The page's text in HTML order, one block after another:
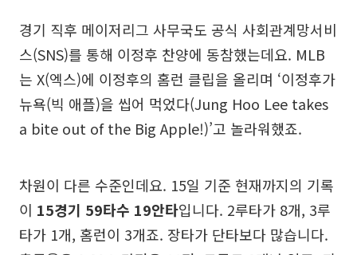
경기 직후 메이저리그 사무국도 공식 사회관계망서비
스(SNS)를 통해 이정후 찬양에 동참했는데요. MLB
는 X(엑스)에 이정후의 홈런 클립을 올리며 ‘이정후가
뉴욕(빅 애플)을 씹어 먹었다(Jung Hoo Lee takes
a bite out of the Big Apple!)’고 놀라워했죠.
차원이 다른 수준인데요. 15일 기준 현재까지의 기록
이 15경기 59타수 19안타입니다. 2루타가 8개, 3루
타가 1개, 홈런이 3개죠. 장타가 단타보다 많습니다.